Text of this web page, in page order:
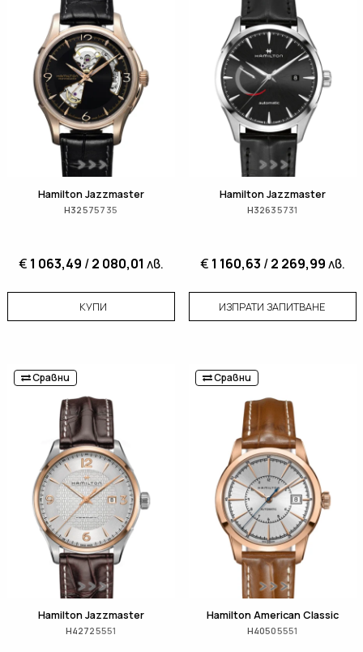
Hamilton Jazzmaster
H32575735
€ 1 063,49 /2 080,01 лв.
КУПИ
Hamilton Jazzmaster
H32635731
€ 1 160,63 /2 269,99лв.
ИЗПРАТИ ЗАПИТВАНЕ
Сравни
Hamilton Jazzmaster
H42725551
Сравни
Hamilton American Classic
H40505551